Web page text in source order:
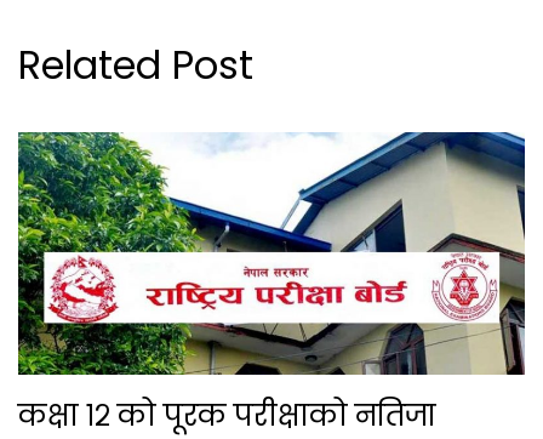
Related Post
कक्षा १२ को पूरक परीक्षाको नतिजा